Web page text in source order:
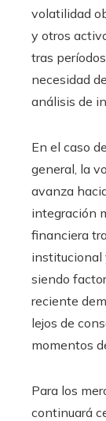
volatilidad
y otros
tras
necesidad
análisis de
En el caso
general, la
avanza
integración
financiera
institucional
siendo
reciente
lejos de
momentos
Para los
continuará